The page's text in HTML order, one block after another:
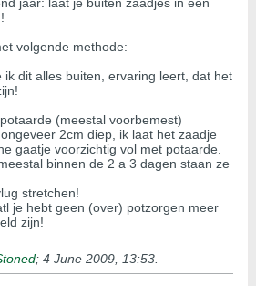
volgende methode:
ik dit alles buiten, ervaring leert, dat het
(meestal voorbemest)
2cm diep, ik laat het zaadje
gaatje voorzichtig vol met potaarde.
binnen de 2 a 3 dagen staan ze
stretchen!
je hebt geen (over) potzorgen meer
zijn!
; 4 June 2009, 13:53